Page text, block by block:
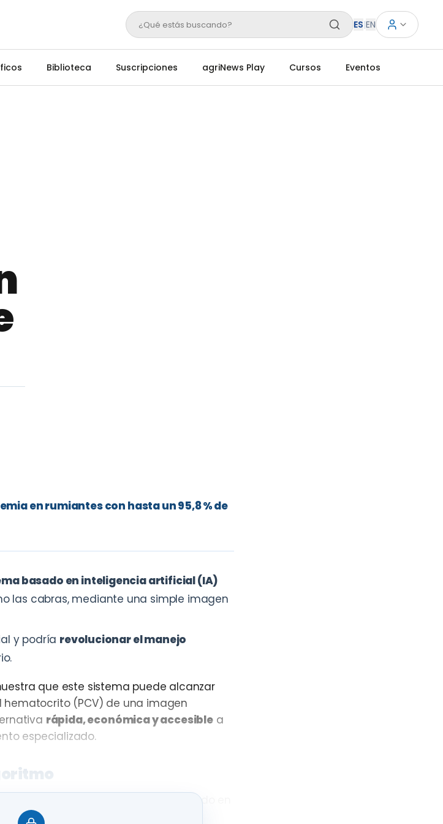
¿Qué estás buscando? ES|EN
Biblioteca Suscripciones agriNews Play Cursos Eventos
en rumiantes con hasta un 95,8 % de
basado en inteligencia artificial (IA)
las cabras, mediante una simple imagen
y podría revolucionar el manejo
que este sistema puede alcanzar
(PCV) de una imagen
rápida, económica y accesiblea
especializado.
deposita en papel de filtro impregnado en
durante el transporte.